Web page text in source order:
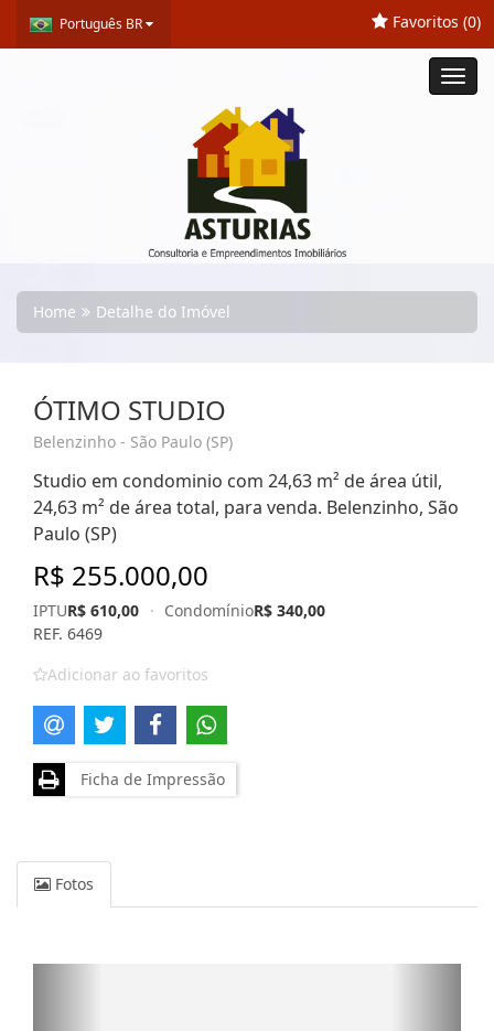
Português BR Favoritos (0)
Home Detalhe do Imóvel
ÓTIMO STUDIO
Belenzinho - São Paulo (SP)
Studio em condominio com 24,63 m² de área útil,
24,63 m² de área total, para venda. Belenzinho, São
Paulo (SP)
R$ 255.000,00
IPTUR$ 610,00 · CondomínioR$ 340,00
REF. 6469
Adicionar ao favoritos
Ficha de Impressão
Fotos